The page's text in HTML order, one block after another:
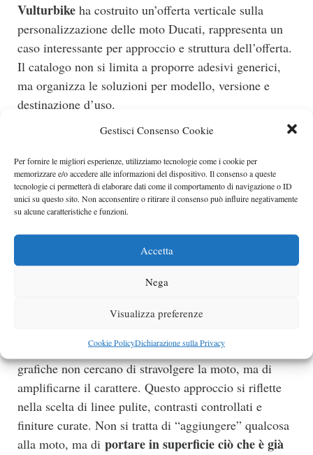
Gestisci Consenso Cookie
Per fornire le migliori esperienze, utilizziamo tecnologie come i cookie per
memorizzare e/o accedere alle informazioni del dispositivo. Il consenso a queste
tecnologie ci permetterà di elaborare dati come il comportamento di navigazione o ID
unici su questo sito. Non acconsentire o ritirare il consenso può influire negativamente
su alcune caratteristiche e funzioni.
Accetta
Nega
Visualizza preferenze
Cookie PolicyDichiarazione sulla Privacy
Vulturbike ha costruito un’offerta verticale sulla
personalizzazione delle moto Ducati, rappresenta un
caso interessante per approccio e struttura dell’offerta.
Il catalogo non si limita a proporre adesivi generici,
ma organizza le soluzioni per modello, versione e
destinazione d’uso.
necessario analizzare in profondità il sito
vulturbike.com, osservando come vengono presentati i
kit grafici, le varianti disponibili e le combinazioni
suggerite. La segmentazione per moto, in particolare
per Panigale e Streetfighter, evidenzia un lavoro di
adattamento preciso alle geometrie specifiche di ogni
Guarda la categoria dedicata peradesivi Ducati
tra proposta commerciale e linguaggio visivo. Le
grafiche non cercano di stravolgere la moto, ma di
amplificarne il carattere. Questo approccio si riflette
nella scelta di linee pulite, contrasti controllati e
finiture curate. Non si tratta di “aggiungere” qualcosa
alla moto, ma di portare in superficie ciò che è già